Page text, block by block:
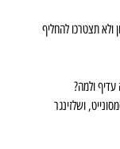
ולא תצטרכו להחליף
ולמה?
ושלזינגר